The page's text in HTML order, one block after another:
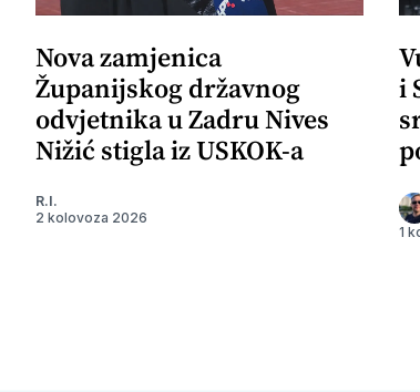
Nova zamjenica
Županijskog državnog
odvjetnika u Zadru Nives
Nižić stigla iz USKOK-a
R.I.
2 kolovoza 2026
i
1